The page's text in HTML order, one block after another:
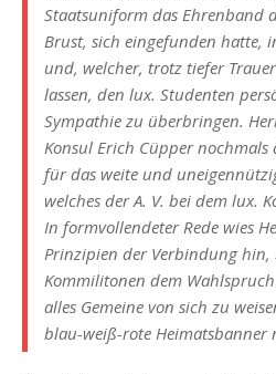
Staatsuniform das Ehrenband
Brust, sich eingefunden hatte,
und, welcher, trotz tiefer
lassen, den lux. Studenten
Sympathie zu überbringen.
Konsul Erich Cüpper
für das weite und
welches der A. V. bei dem lux.
In formvollendeter Rede wies
Prinzipien der Verbindung hin,
Kommilitonen dem
alles Gemeine von sich zu
blau-weiß-rote Heimatsbanner